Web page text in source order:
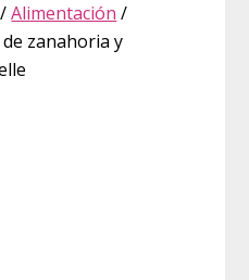
/Alimentación /
zanahoria y